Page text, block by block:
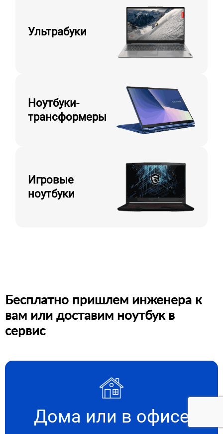
Ультрабуки
Ноутбуки-
трансформеры
Игровые
ноутбуки
Бесплатно пришлем инженера к
вам или доставим ноутбук в
сервис
Дома или в офисе